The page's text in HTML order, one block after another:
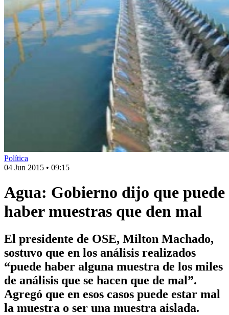
Política
04 Jun 2015 • 09:15
Agua: Gobierno dijo que puede
haber muestras que den mal
El presidente de OSE, Milton Machado,
sostuvo que en los análisis realizados
“puede haber alguna muestra de los miles
de análisis que se hacen que de mal”.
Agregó que en esos casos puede estar mal
la muestra o ser una muestra aislada.